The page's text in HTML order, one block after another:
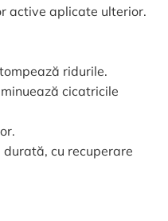
active aplicate ulterior.
ridurile.
cicatricile
cu recuperare